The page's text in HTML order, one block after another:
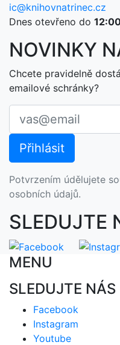
ic@knihovnatrinec.cz
Dnes otevřeno do
NOVINKY
Chcete pravidelně
emailové schránky?
Potvrzením údělujete
osobních údajů.
SLEDUJTE
MENU
SLEDUJTE NÁS
Facebook
Instagram
Youtube